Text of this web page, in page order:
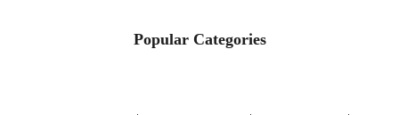
Popular Categories